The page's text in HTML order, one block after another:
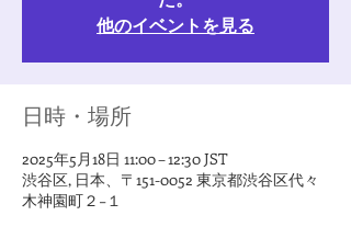
他のイベントを見る
日時・場所
2025年5月18日 11:00 – 12:30 JST
渋谷区, 日本、〒151-0052 東京都渋谷区代々
木神園町２−１